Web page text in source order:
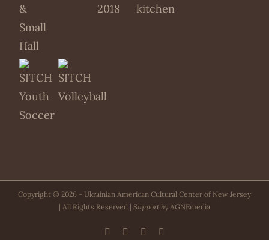
Copyright © 2026 - Ukrainian American Cultural Center of New Jersey
| All Rights Reserved | Support by AGNEmedia
Facebook
PayPalYouTube